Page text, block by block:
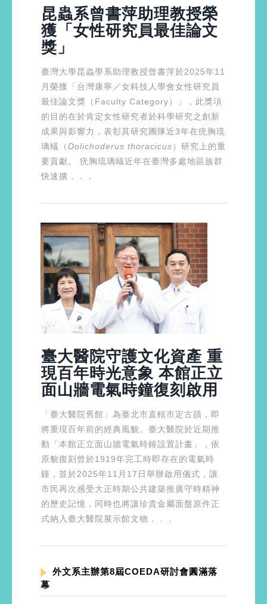
昆蟲系曾書萍助理教授榮
獲「女性研究員最佳論文
獎」
臺灣大學昆蟲學系助理教授曾書萍於2025年11
月榮獲「台灣康寧／女科技人學會女性研究員
最佳論文獎（Faculty Category）」，此獎項
的目的在於肯定女性研究者於科學研究之創新
成果與影響力，表彰其研究團隊近3年在疣胸琉
璃蟻（Dolichoderus thoracicus）研究上的重
要貢獻。 疣胸琉璃蟻近年在臺灣多處地區族群
快速擴．．．
臺大醫院守護文化資產 重
現百年時光意象 本館正立
面山牆電氣時鐘復刻啟用
「臺大醫院舊館」為臺北市直轄市定古蹟，即
將重現百年前的經典風貌。臺大醫院於近期推
動「本館正立面山牆電氣時鐘設置計畫」，依
原貌復刻曾於1919年完工時即存在的電氣時
鐘，並於2025年11月17日舉辦啟用儀式，讓
市民再次感受大正時期公共建築推廣守時精神
的歷史記憶，同時也將讓珍貴金屬面盤原件正
式納入臺大醫院展示館文物．．．
外文系主辦第8屆COEDA研討會圓滿落
幕